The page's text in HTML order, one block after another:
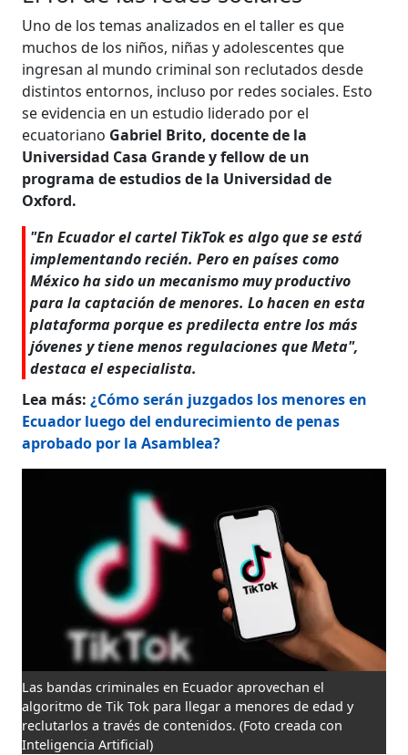
Uno de los temas analizados en el taller es que
muchos de los niños, niñas y adolescentes que
ingresan al mundo criminal son reclutados desde
distintos entornos, incluso por redes sociales. Esto
se evidencia en un estudio liderado por el
ecuatoriano Gabriel Brito, docente de la
Universidad Casa Grande y fellow de un
programa de estudios de la Universidad de
Oxford.
"En Ecuador el cartel TikTok es algo que se está
implementando recién. Pero en países como
México ha sido un mecanismo muy productivo
para la captación de menores. Lo hacen en esta
plataforma porque es predilecta entre los más
jóvenes y tiene menos regulaciones que Meta",
destaca el especialista.
Lea más:¿Cómo serán juzgados los menores en
Ecuador luego del endurecimiento de penas
aprobado por la Asamblea?
Las bandas criminales en Ecuador aprovechan el
algoritmo de Tik Tok para llegar a menores de edad y
reclutarlos a través de contenidos. (Foto creada con
Inteligencia Artificial)